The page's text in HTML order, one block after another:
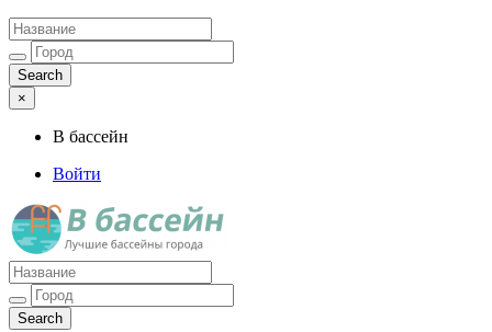
×
В бассейн
Войти
Лучшие бассейны города